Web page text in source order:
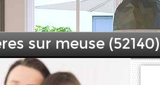
sur meuse (52140)